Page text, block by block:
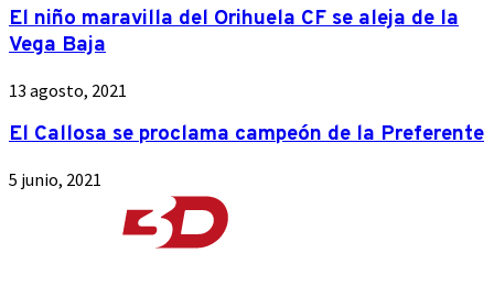
El niño maravilla del Orihuela CF se aleja de la
Vega Baja
13 agosto, 2021
El Callosa se proclama campeón de la Preferente
5 junio, 2021